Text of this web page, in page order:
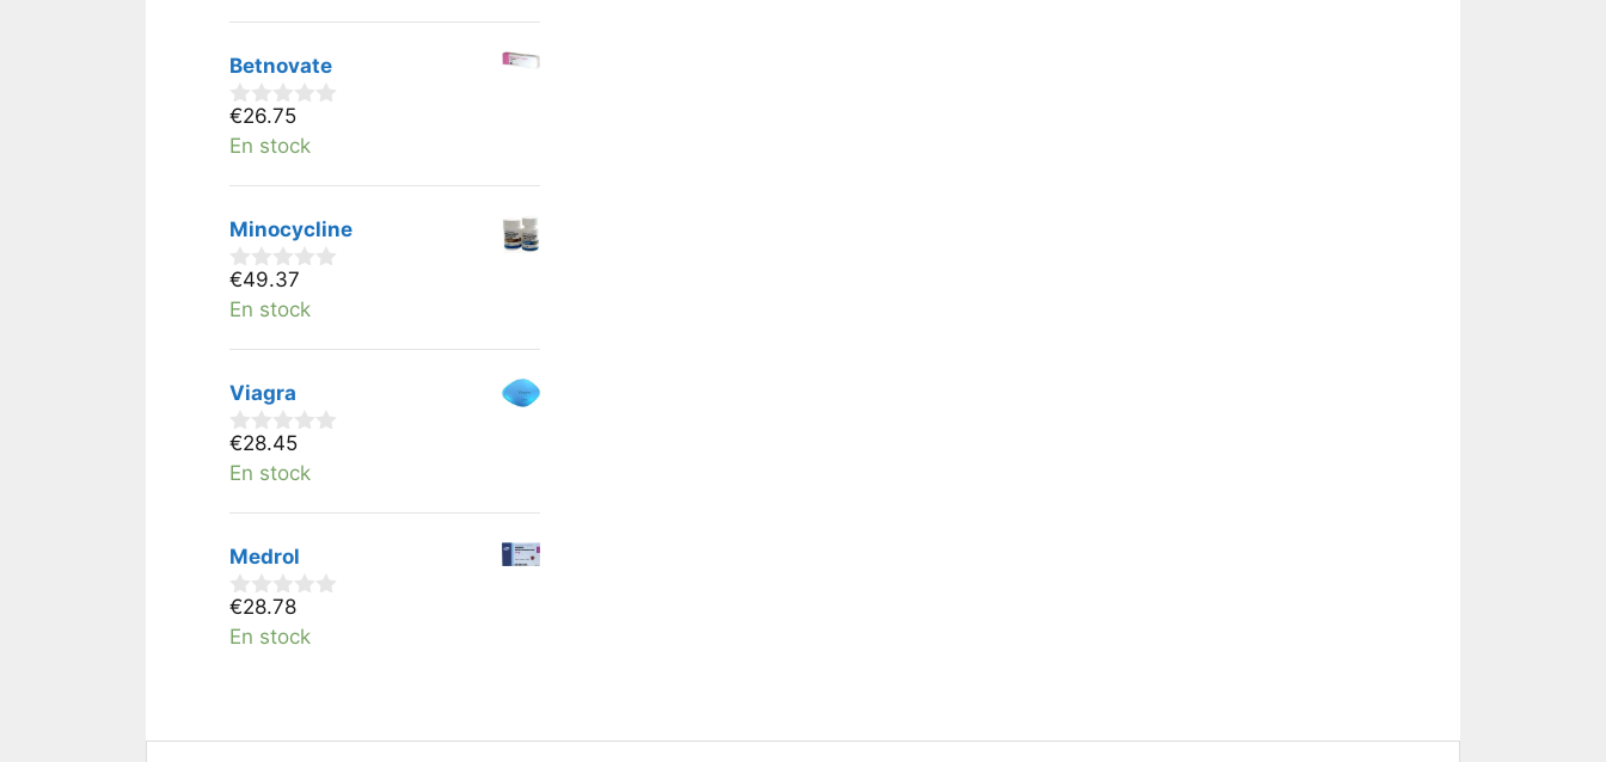
n
Betnovate
0
v
n
€26.75
En stock
Minocycline
0
v
n
€49.37
En stock
Viagra
0
v
n
€28.45
En stock
Medrol
0
v
€28.78
En stock